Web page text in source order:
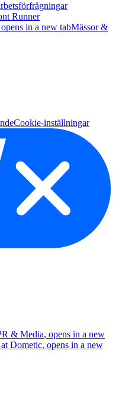
Runner
opens in a new tabMässor &
Cookie-inställningar
& Media, opens in a new
Dometic, opens in a new